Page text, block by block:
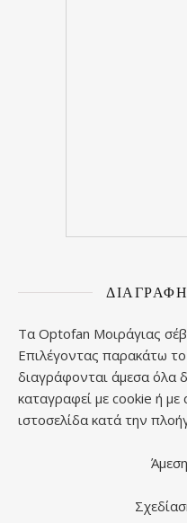
Τα Optofan Μοιράγιας
Επιλέγοντας παρακάτω
διαγράφονται άμεσα όλα
καταγραφεί με cookie ή
ιστοσελίδα κατά την